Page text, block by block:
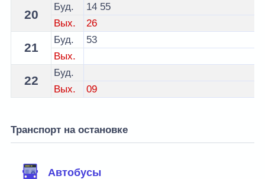
20
Буд. 14 55
Вых.
26
21
Буд.
53
Вых.
22
Буд.
Вых.
09
Транспорт на остановке
Автобусы